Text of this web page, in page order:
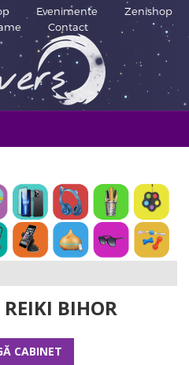
Evenimente
Zenishop
Contact
BIHOR
CABINET